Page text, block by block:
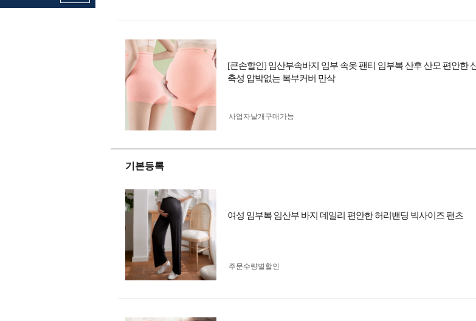
[큰손할인] 임산부속바지 임부 속옷 팬티 임부복 산후 산모 편안한 신
축성 압박없는 복부커버 만삭
사업자 낱개구매가능
기본등록
여성 임부복 임산부 바지 데일리 편안한 허리밴딩 빅사이즈 팬츠
주문수량별할인